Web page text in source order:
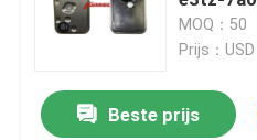
Ford Transmission Filter
Nissan Transmission
MOQ：50
Prijs：
Beste prijs